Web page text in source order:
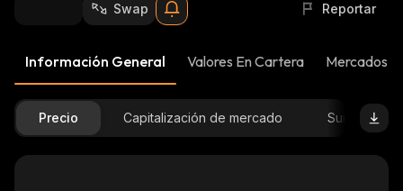
Swap Reportar
Información General Valores En Cartera Mercados
Precio Capitalización de mercado Suministro